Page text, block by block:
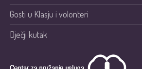
Gosti u Klasju i volonteri
Dječji kutak